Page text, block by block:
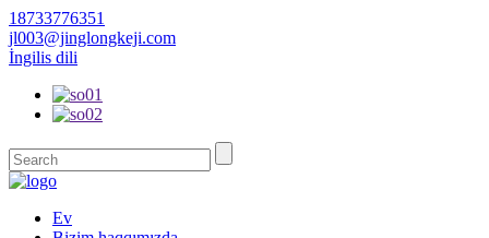
18733776351
jl003@jinglongkeji.com
İngilis dili
Ev